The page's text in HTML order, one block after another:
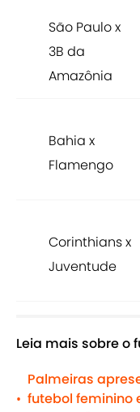
São Paulo x
3B da
Amazônia
Bahia x
Flamengo
Corinthians x
Juventude
Leia mais sobre o
•
Palmeiras
futebol feminino